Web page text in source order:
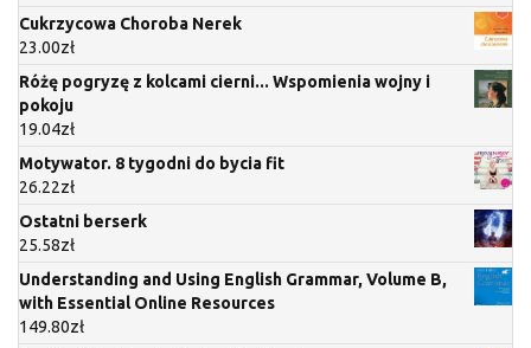
Cukrzycowa Choroba Nerek
23.00zł
Różę pogryzę z kolcami cierni... Wspomienia wojny i
pokoju
19.04zł
Motywator. 8 tygodni do bycia fit
26.22zł
Ostatni berserk
25.58zł
Understanding and Using English Grammar, Volume B,
with Essential Online Resources
149.80zł